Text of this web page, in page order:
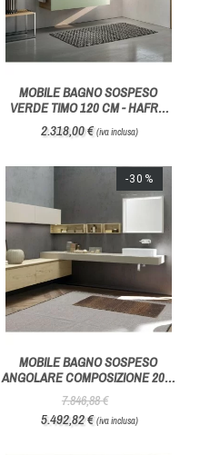
MOBILE BAGNO SOSPESO
VERDE TIMO 120 CM - HAFRO
GEROMIN
2.318,00 €(iva inclusa)
MOBILE BAGNO SOSPESO
ANGOLARE COMPOSIZIONE 205-
AZZURRA BAGNI
7.846,88 €
5.492,82 €(iva inclusa)
-30%